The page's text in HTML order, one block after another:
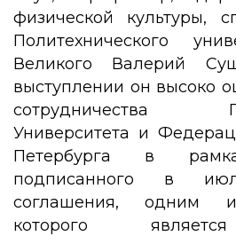
физической культуры,
Политехнического
Великого Валерий
выступлении он высоко
сотрудничества
Университета и
Петербурга в
подписанного в
соглашения, одним
которого